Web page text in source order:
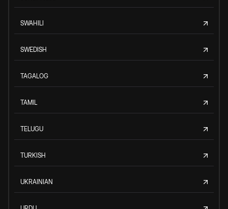
SWAHILI
SWEDISH
TAGALOG
TAMIL
TELUGU
TURKISH
UKRAINIAN